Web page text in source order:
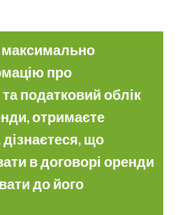
максимально
про
податковий облік
отримаєте
що
в договорі оренди
до його